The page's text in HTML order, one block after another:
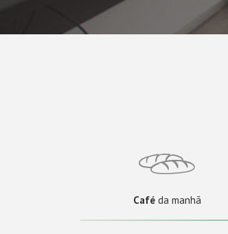
Caféda manhã